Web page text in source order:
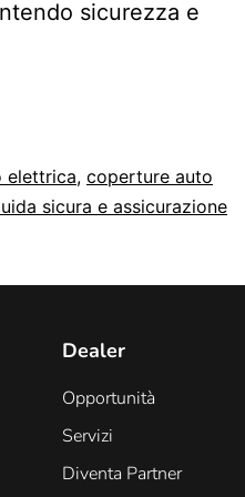
sicurezza e
elettrica, coperture auto
sicura e assicurazione
Dealer
Opportunità
Servizi
Diventa Partner